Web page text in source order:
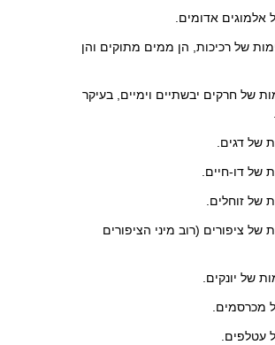
מ-300 דגימות של רכיכות, הן ממים מתוקים והן
דגימות של חרקים יבשתיים וימיים, בעיקר
דגימות של ציפורים (רוב מיני הציפורים